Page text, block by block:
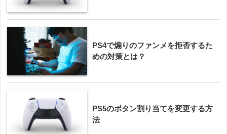
PS4で煽りのファンメを拒否するた
めの対策とは？
PS5のボタン割り当てを変更する方
法